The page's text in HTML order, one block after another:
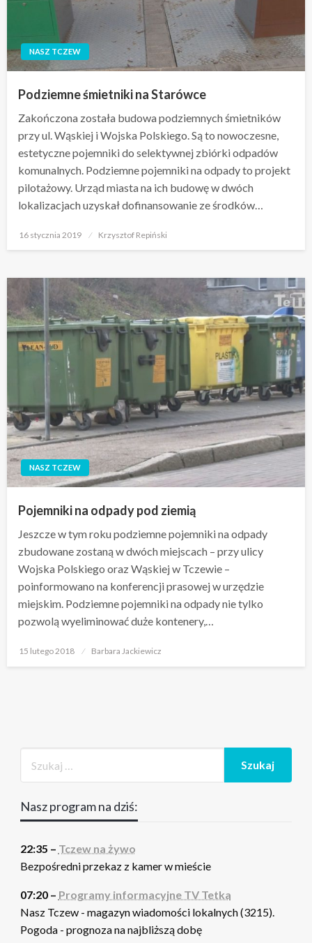
NASZ TCZEW
Podziemne śmietniki na Starówce
Zakończona została budowa podziemnych śmietników
przy ul. Wąskiej i Wojska Polskiego. Są to nowoczesne,
estetyczne pojemniki do selektywnej zbiórki odpadów
komunalnych. Podziemne pojemniki na odpady to projekt
pilotażowy. Urząd miasta na ich budowę w dwóch
lokalizacjach uzyskał dofinansowanie ze środków…
Opublikowane
16 stycznia 2019 Krzysztof Repiński
NASZ TCZEW
Pojemniki na odpady pod ziemią
Jeszcze w tym roku podziemne pojemniki na odpady
zbudowane zostaną w dwóch miejscach – przy ulicy
Wojska Polskiego oraz Wąskiej w Tczewie –
poinformowano na konferencji prasowej w urzędzie
miejskim. Podziemne pojemniki na odpady nie tylko
pozwolą wyeliminować duże kontenery,…
Opublikowane
15 lutego 2018 Barbara Jackiewicz
Nasz program na dziś:
22:35 – Tczew na żywo
Bezpośredni przekaz z kamer w mieście
07:20 – Programy informacyjne TV Tetka
Nasz Tczew - magazyn wiadomości lokalnych (3215).
Pogoda - prognoza na najbliższą dobę